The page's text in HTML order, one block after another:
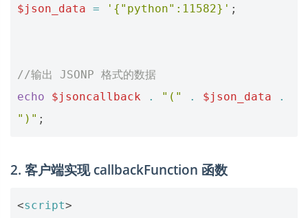
$json_data = '{"python":11582}' ;
//输出 JSONP 格式的数据
echo
$jsoncallback . "(" . $json_data
.
")" ;
2. 客户端实现 callbackFunction 函数
<script>